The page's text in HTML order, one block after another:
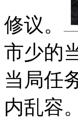
修议。
市少的
当局任
内乱容